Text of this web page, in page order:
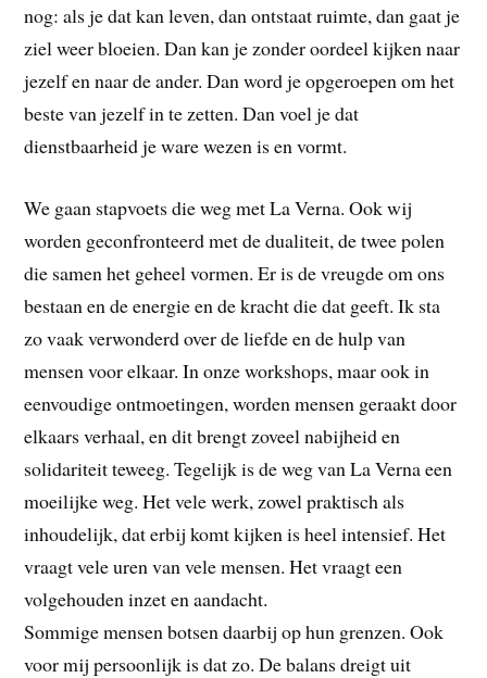
nog: als je dat kan leven, dan ontstaat ruimte, dan gaat je
ziel weer bloeien. Dan kan je zonder oordeel kijken naar
jezelf en naar de ander. Dan word je opgeroepen om het
beste van jezelf in te zetten. Dan voel je dat
dienstbaarheid je ware wezen is en vormt.
We gaan stapvoets die weg met La Verna. Ook wij
worden geconfronteerd met de dualiteit, de twee polen
die samen het geheel vormen. Er is de vreugde om ons
bestaan en de energie en de kracht die dat geeft. Ik sta
zo vaak verwonderd over de liefde en de hulp van
mensen voor elkaar. In onze workshops, maar ook in
eenvoudige ontmoetingen, worden mensen geraakt door
elkaars verhaal, en dit brengt zoveel nabijheid en
solidariteit teweeg. Tegelijk is de weg van La Verna een
moeilijke weg. Het vele werk, zowel praktisch als
inhoudelijk, dat erbij komt kijken is heel intensief. Het
vraagt vele uren van vele mensen. Het vraagt een
volgehouden inzet en aandacht.
Sommige mensen botsen daarbij op hun grenzen. Ook
voor mij persoonlijk is dat zo. De balans dreigt uit